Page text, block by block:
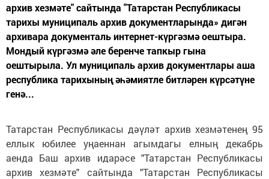
архив хезмәте" сайтында "Татарстан Республикасы
тарихы муниципаль архив документларында» дигән
архивара документаль интернет-күргәзмә оештыра.
Мондый күргәзмә әле беренче тапкыр гына
оештырыла. Ул муниципаль архив документлары аша
республика тарихының әһәмиятле битләрен күрсәтүне
генә...
Татарстан Республикасы дәүләт архив хезмәтенең 95
еллык юбилее уңаеннан агымдагы елның декабрь
аенда Баш архив идарәсе "Татарстан Республикасы
архив хезмәте" сайтында "Татарстан Республикасы